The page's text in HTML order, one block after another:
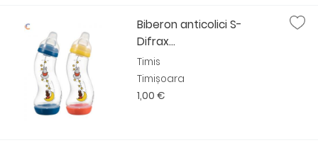
Biberon anticolici S-
Difrax...
Timis
Timișoara
1,00 €